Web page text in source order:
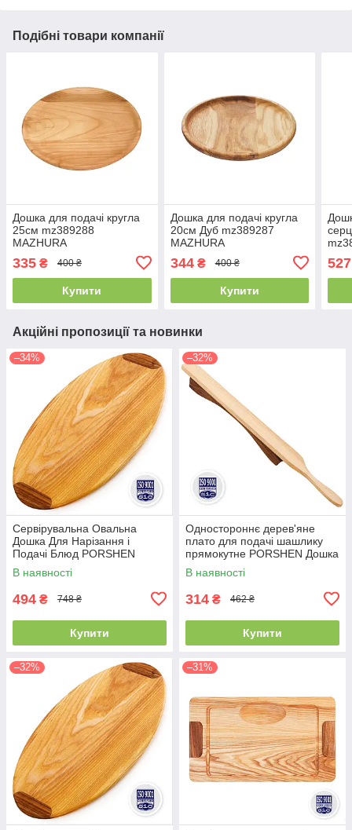
Подібні товари компанії
Дошка для подачі кругла
25см mz389288
MAZHURA
335 ₴ 400 ₴
Купити
Дошка для подачі кругла
20см Дуб mz389287
MAZHURA
344₴ 400 ₴
Купити
527
Акційні пропозиції та новинки
–34%
Сервірувальна Овальна
Дошка Для Нарізання і
Подачі Блюд PORSHEN
Дерев'яна З Ясена І Горіха
49 х 28 х 1.8 см (DNP 008)
В наявності
494 ₴ 748 ₴
Купити
–32%
Одностороннє дерев'яне
плато для подачі шашлику
прямокутне PORSHEN Дошка
для сервірування 55 х 5 см
(DP 008)
В наявності
314 ₴ 462 ₴
Купити
–32% –31%